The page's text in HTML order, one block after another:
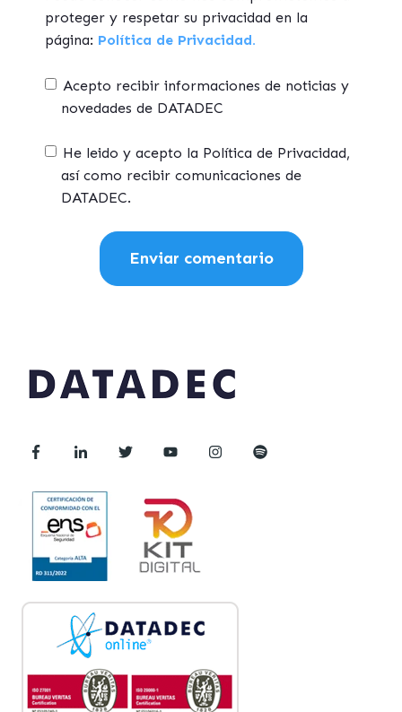
proteger y respetar su privacidad en la
página: Política de Privacidad.
Acepto recibir informaciones de noticias y
novedades de DATADEC
He leido y acepto la Política de Privacidad,
así como recibir comunicaciones de
DATADEC.